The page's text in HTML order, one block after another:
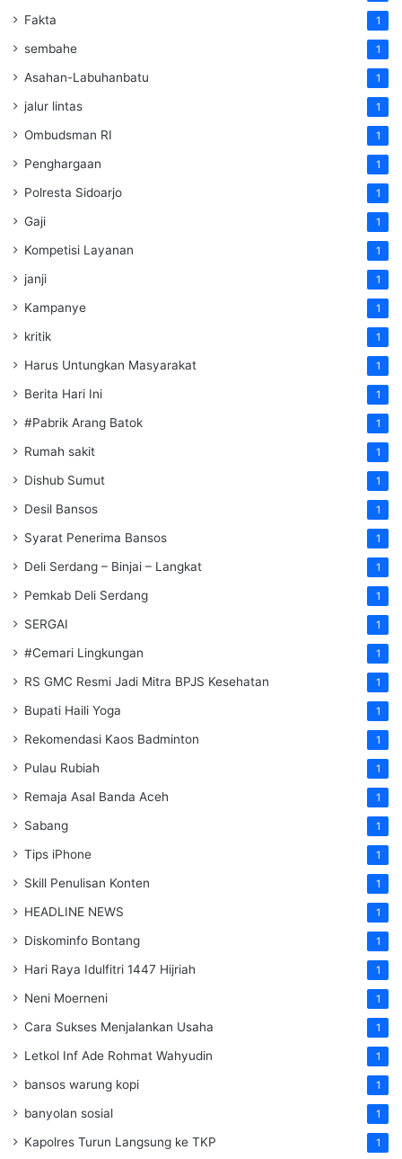
Fakta 1
sembahe 1
Asahan-Labuhanbatu 1
jalur lintas 1
Ombudsman RI 1
Penghargaan 1
Polresta Sidoarjo 1
Gaji 1
Kompetisi Layanan 1
janji 1
Kampanye 1
kritik 1
Harus Untungkan Masyarakat 1
Berita Hari Ini 1
#Pabrik Arang Batok 1
Rumah sakit 1
Dishub Sumut 1
Desil Bansos 1
Syarat Penerima Bansos 1
Deli Serdang – Binjai – Langkat 1
Pemkab Deli Serdang 1
SERGAI 1
#Cemari Lingkungan 1
RS GMC Resmi Jadi Mitra BPJS Kesehatan 1
Bupati Haili Yoga 1
Rekomendasi Kaos Badminton 1
Pulau Rubiah 1
Remaja Asal Banda Aceh 1
Sabang 1
Tips iPhone 1
Skill Penulisan Konten 1
HEADLINE NEWS 1
Diskominfo Bontang 1
Hari Raya Idulfitri 1447 Hijriah 1
Neni Moerneni 1
Cara Sukses Menjalankan Usaha 1
Letkol Inf Ade Rohmat Wahyudin 1
bansos warung kopi 1
banyolan sosial 1
Kapolres Turun Langsung ke TKP 1